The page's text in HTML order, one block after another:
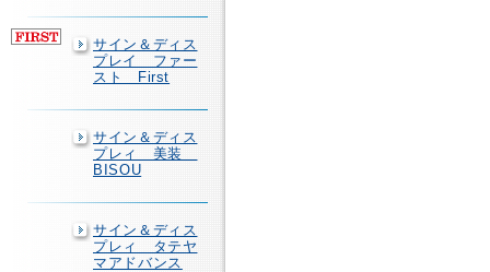
サイン＆ディス
プレイ ファー
スト First
サイン＆ディス
プレィ 美装
BISOU
サイン＆ディス
プレィ タテヤ
マアドバンス